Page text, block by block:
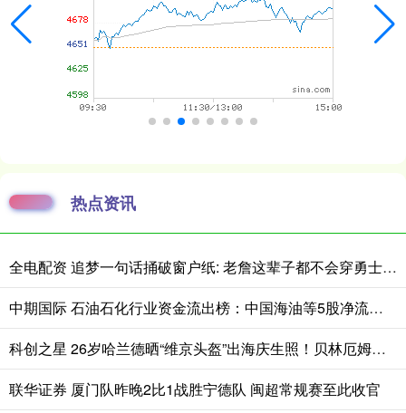
热点资讯
全电配资 追梦一句话捅破窗户纸: 老詹这辈子都不会穿勇士球衣
中期国际 石油石化行业资金流出榜：中国海油等5股净流出资金超5000万元
科创之星 26岁哈兰德晒“维京头盔”出海庆生照！贝林厄姆留言“表白”引围观
联华证券 厦门队昨晚2比1战胜宁德队 闽超常规赛至此收官